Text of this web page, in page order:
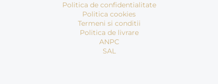
Politica de confidentialitate
Politica cookies
Termeni si conditii
Politica de livrare
ANPC
SAL